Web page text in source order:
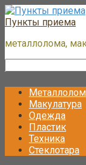
Перейти
к
Пункты приема
металлолома,
Металлолом
Макулатура
Одежда
Пластик
Техника
Стеклотара